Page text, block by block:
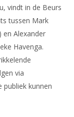
vindt in de Beurs
tussen Mark
en Alexander
Havenga.
via
publiek kunnen